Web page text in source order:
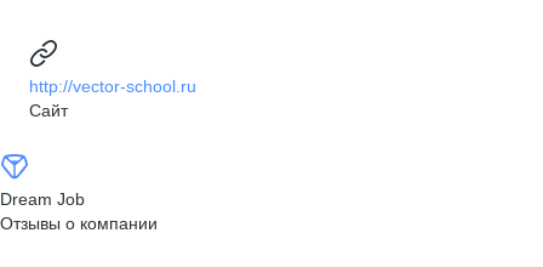
http://vector-school.ru
Сайт
Dream Job
Отзывы о компании